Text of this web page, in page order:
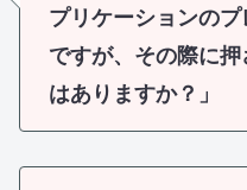
プリケーションの
ですが、その際に
はありますか？」